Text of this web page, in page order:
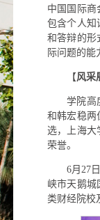
中国国际商
包含个人知
和答辩的形
际问题的能
【风采
学院高
和韩宏稳两
选，上海大
荣誉。
6月27
峡市天鹅城
类财经院校